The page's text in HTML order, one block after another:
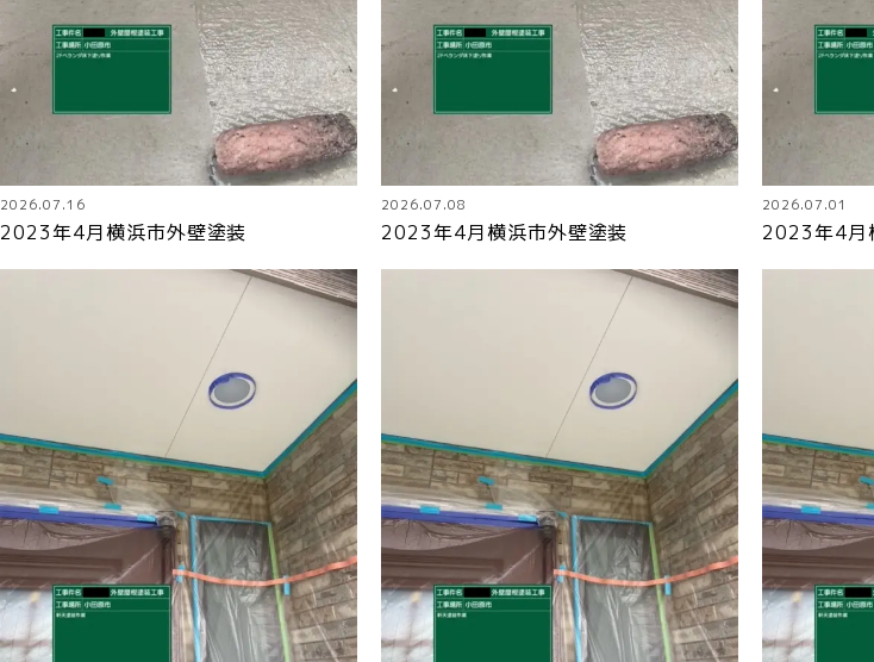
2026.07.16
2023年4月横浜市外壁塗装
2026.07.08
2023年4月横浜市外壁塗装
2026.07.01
2023年4月